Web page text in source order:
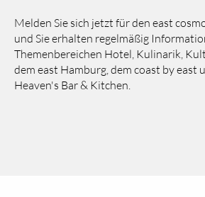
Melden Sie sich jetzt für den east
und Sie erhalten regelmäßig
Themenbereichen Hotel, Kulinarik,
dem east Hamburg, dem coast by east
Heaven's Bar & Kitchen.